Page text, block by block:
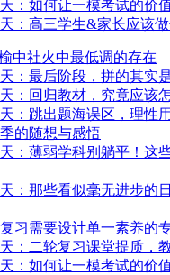
：如何让一模考试的价
：高三学生&家长应该做
中社火中最低调的存在
：最后阶段，拼的其实
：回归教材，究竟应该
：跳出题海误区，理性
的随想与感悟
：薄弱学科别躺平！这
：那些看似毫无进步的
习需要设计单一素养的
：二轮复习课堂提质，
：如何让一模考试的价